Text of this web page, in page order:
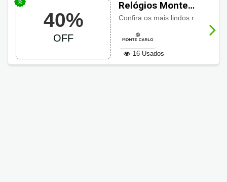
40%
OFF
Relógios Monte
Carlo até 40% de
16 Usados